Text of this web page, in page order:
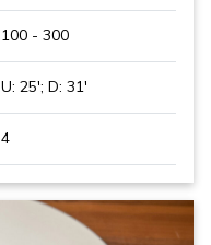
100 - 300
U: 25'; D: 31'
4